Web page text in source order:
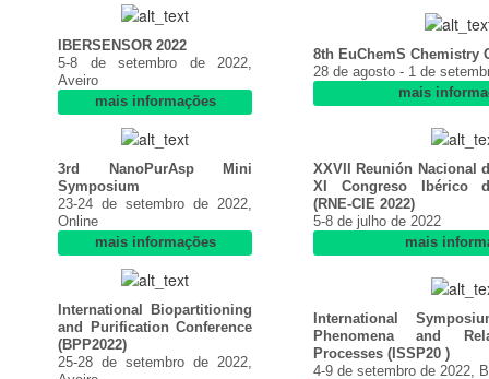
IBERSENSOR 2022
5-8 de setembro de 2022,
Aveiro
mais informações
8th EuChemS Chemistry
28 de agosto - 1 de
mais
3rd NanoPurAsp Mini
Symposium
23-24 de setembro de 2022,
Online
mais informações
XXVII Reunión Nacional
XI Congreso Ibérico
(RNE-CIE 2022)
5-8 de julho de 2022
mais
International Biopartitioning
and Purification Conference
(BPP2022)
25-28 de setembro de 2022,
International
Phenomena and
Processes (ISSP20 )
4-9 de setembro de 2022,